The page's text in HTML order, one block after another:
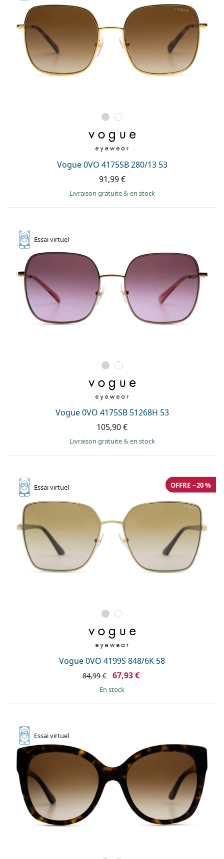
Vogue 0VO 4175SB 280/13 53
91,99 €
Livraison gratuite& en stock
Essaivirtuel
Vogue 0VO 4175SB 51268H 53
105,90 €
Livraison gratuite& en stock
Essaivirtuel
Vogue 0VO 4199S 848/6K 58
OFFRE −20 %
84,99 € 67,93 €
en stock
Essaivirtuel